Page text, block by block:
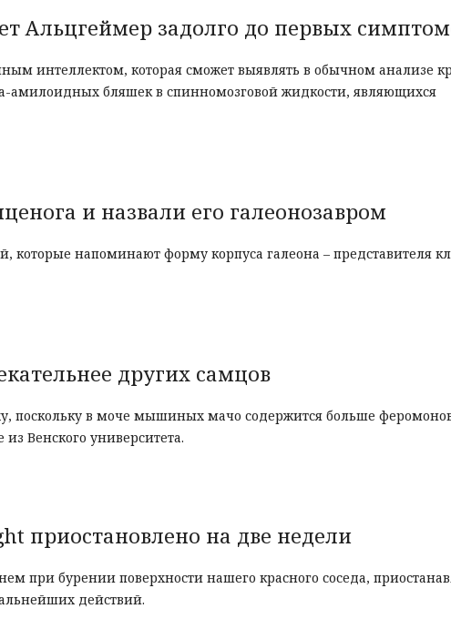
Альцгеймер задолго до первых
интеллектом, которая сможет выявлять в обычном анализе
бляшек в спинномозговой жидкости, являющихся
и назвали его галеонозавром
которые напоминают форму корпуса галеона – представителя
других самцов
поскольку в моче мышиных мачо содержится больше
Венского университета.
приостановлено на две недели
при бурении поверхности нашего красного соседа,
действий.